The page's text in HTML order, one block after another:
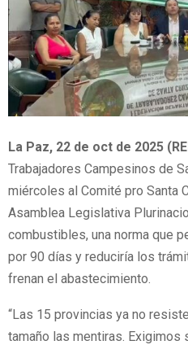
La Paz, 22 de oct de 2025
Trabajadores Campesinos de
miércoles al Comité pro Santa
Asamblea Legislativa
combustibles, una norma que
por 90 días y reduciría los
frenan el abastecimiento.
“Las 15 provincias ya no
tamaño las mentiras. Exigimos